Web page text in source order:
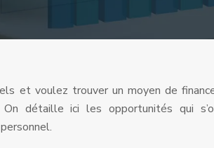
et voulez trouver un moyen de
détaille ici les opportunités qui